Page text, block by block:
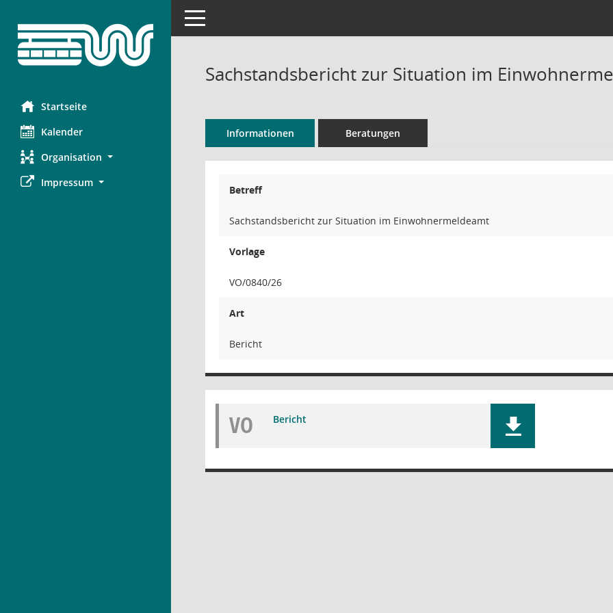
Startseite
Kalender
Organisation
Impressum
Toggle navigation
Sachstandsbericht zur Situation im
Informationen Beratungen
Betreff
Sachstandsbericht zur Situation im Einwohnermeldeamt
Vorlage
VO/0840/26
Art
Bericht
VO Bericht